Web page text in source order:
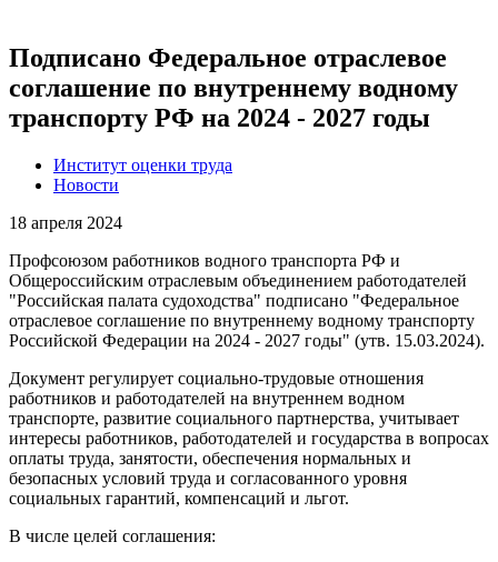
Подписано Федеральное отраслевое
соглашение по внутреннему водному
транспорту РФ на 2024 - 2027 годы
Институт оценки труда
Новости
18 апреля 2024
Профсоюзом работников водного транспорта РФ и
Общероссийским отраслевым объединением работодателей
"Российская палата судоходства" подписано "Федеральное
отраслевое соглашение по внутреннему водному транспорту
Российской Федерации на 2024 - 2027 годы" (утв. 15.03.2024).
Документ регулирует социально-трудовые отношения
работников и работодателей на внутреннем водном
транспорте, развитие социального партнерства, учитывает
интересы работников, работодателей и государства в вопросах
оплаты труда, занятости, обеспечения нормальных и
безопасных условий труда и согласованного уровня
социальных гарантий, компенсаций и льгот.
В числе целей соглашения: